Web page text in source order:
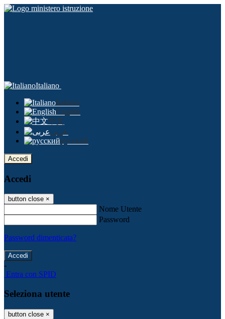
Italiano
Italiano
English
中文
عربى
русский
Accedi
Accedi
button close ×
Nome Utente
Password
Password dimenticata?
-
Entra con SPID
Seleziona utente
button close ×